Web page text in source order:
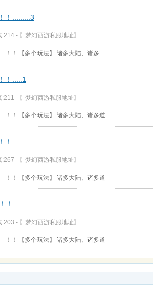
！.........3
:214 - 〖梦幻西游私服地址〗
！！ 【多个玩法】 诸多大陆、诸多
！.....1
:211 - 〖梦幻西游私服地址〗
！！ 【多个玩法】 诸多大陆、诸多道
！
:267 - 〖梦幻西游私服地址〗
！！ 【多个玩法】 诸多大陆、诸多道
！
:203 - 〖梦幻西游私服地址〗
！！ 【多个玩法】 诸多大陆、诸多道